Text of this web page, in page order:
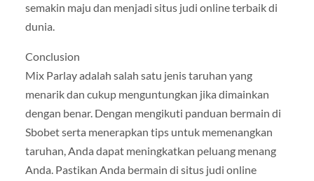
semakin maju dan menjadi situs judi online terbaik di
dunia.
Conclusion
Mix Parlay adalah salah satu jenis taruhan yang
menarik dan cukup menguntungkan jika dimainkan
dengan benar. Dengan mengikuti panduan bermain di
Sbobet serta menerapkan tips untuk memenangkan
taruhan, Anda dapat meningkatkan peluang menang
Anda. Pastikan Anda bermain di situs judi online